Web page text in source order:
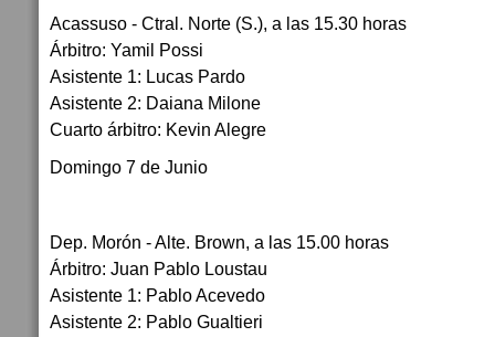
Acassuso - Ctral. Norte (S.), a las 15.30 horas
Árbitro: Yamil Possi
Asistente 1: Lucas Pardo
Asistente 2: Daiana Milone
Cuarto árbitro: Kevin Alegre
Domingo 7 de Junio
Dep. Morón - Alte. Brown, a las 15.00 horas
Árbitro: Juan Pablo Loustau
Asistente 1: Pablo Acevedo
Asistente 2: Pablo Gualtieri